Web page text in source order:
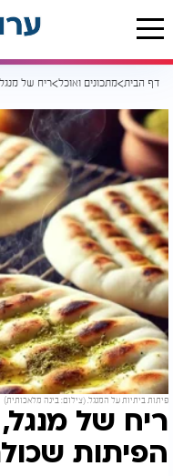
דף הבית מתכונים ואוכל
פיתות ביתיות על המנגל. (צילום: בינה מלאכותית)
ריח של
הפיתות